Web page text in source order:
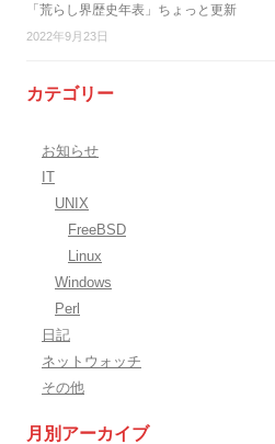
「荒らし界歴史年表」ちょっと更新
2022年9月23日
カテゴリー
お知らせ
IT
UNIX
FreeBSD
Linux
Windows
Perl
日記
ネットウォッチ
その他
月別アーカイブ